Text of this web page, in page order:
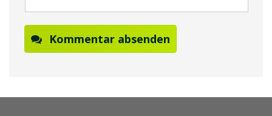
Kommentar absenden